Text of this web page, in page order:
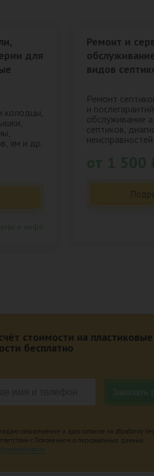
для
колодцы,
ям и др.
Ремонт и
видов
Ремонт
и
обслуживание
септиков,
неисправностей
стоимости на пластиковые
бесплатно
ознакомление и даю согласие на обработку
с Положением о персональных данных.